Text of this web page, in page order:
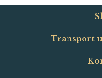
Transport